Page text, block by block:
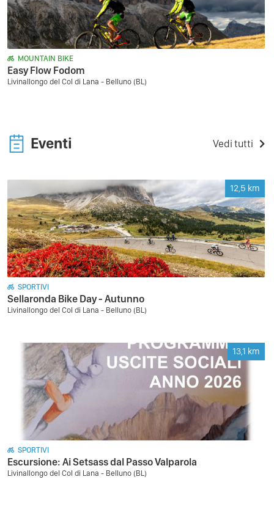
MOUNTAIN BIKE
Easy Flow Fodom
Livinallongo del Col di Lana - Belluno (BL)
Eventi Vedi tutti
12,5 km
SPORTIVI
Sellaronda Bike Day - Autunno
Livinallongo del Col di Lana - Belluno (BL)
13,1 km
SPORTIVI
Escursione: Ai Setsass dal Passo Valparola
Livinallongo del Col di Lana - Belluno (BL)